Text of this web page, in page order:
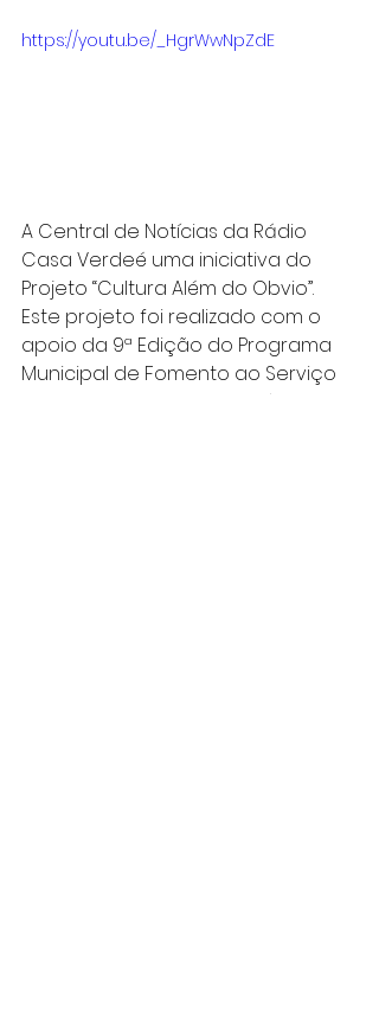
https://youtu.be/_HgrWwNpZdE
A Central de Notícias da Rádio
Casa Verdeé uma iniciativa do
Projeto “Cultura Além do Obvio”.
Este projeto foi realizado com o
apoio da 9ª Edição do Programa
Municipal de Fomento ao Serviço
de Radiodifusão Comunitária Para